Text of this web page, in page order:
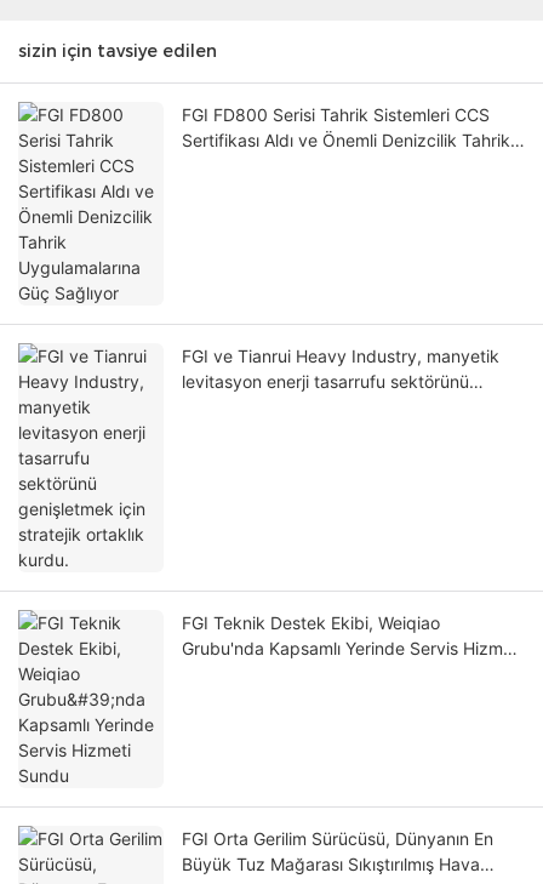
sizin için tavsiye edilen
FGI FD800 Serisi Tahrik Sistemleri CCS
Sertifikası Aldı ve Önemli Denizcilik Tahrik
FGI ve Tianrui Heavy Industry, manyetik
levitasyon enerji tasarrufu sektörünü
FGI Teknik Destek Ekibi, Weiqiao
Grubu'nda Kapsamlı Yerinde Servis Hizmeti
FGI Orta Gerilim Sürücüsü, Dünyanın En
Büyük Tuz Mağarası Sıkıştırılmış Hava